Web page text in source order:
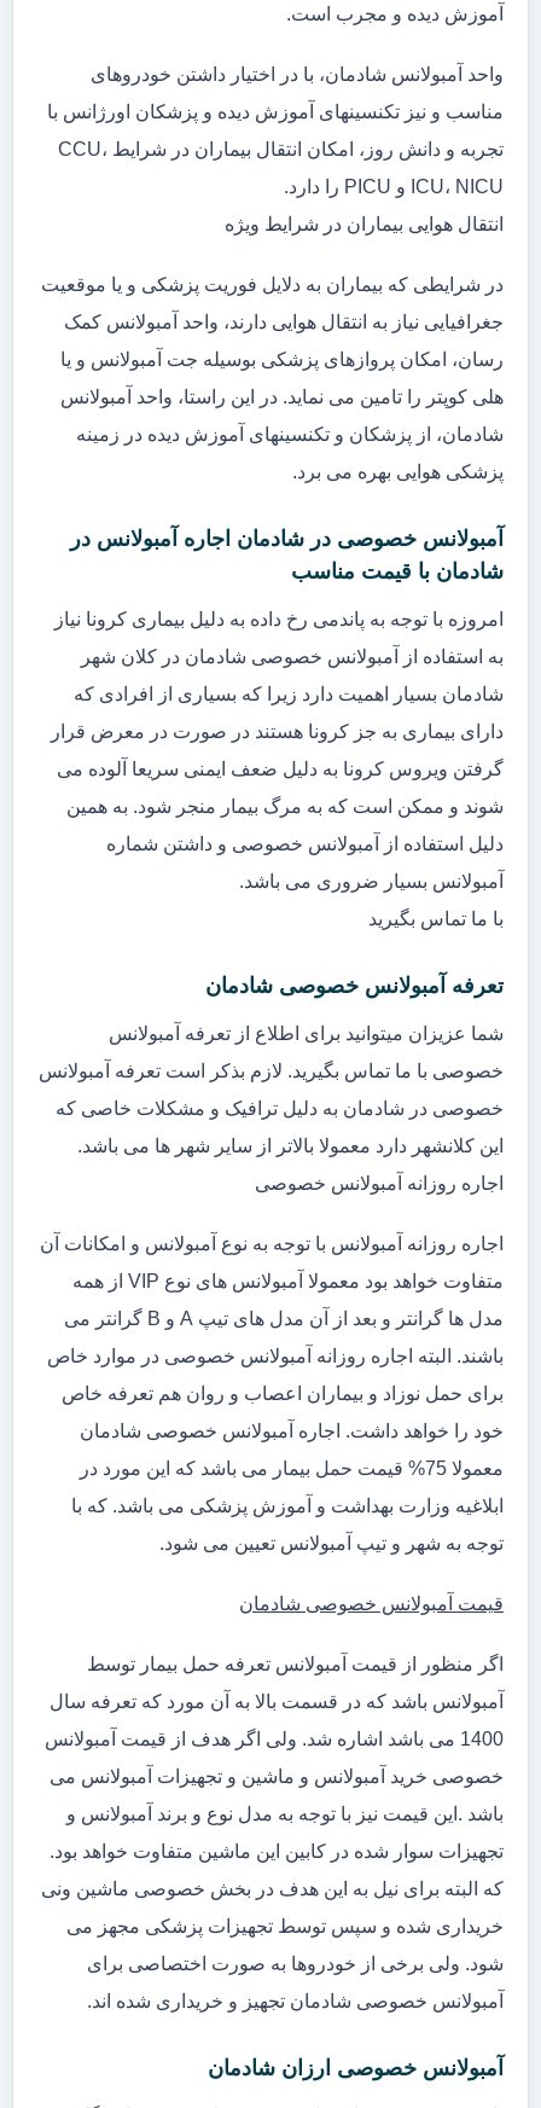
آموزش دیده و مجرب است.
واحد آمبولانس شادمان، با در اختیار داشتن خودروهای
مناسب و نیز تکنسینهای آموزش دیده و پزشکان اورژانس با
تجربه و دانش روز، امکان انتقال بیماران در شرایط CCU،
ICU، NICU و PICU را دارد.
انتقال هوایی بیماران در شرایط ویژه
در شرایطی که بیماران به دلایل فوریت پزشکی و یا موقعیت
جغرافیایی نیاز به انتقال هوایی دارند، واحد آمبولانس کمک
رسان، امکان پروازهای پزشکی بوسیله جت آمبولانس و یا
هلی کوپتر را تامین می نماید. در این راستا، واحد آمبولانس
شادمان، از پزشکان و تکنسینهای آموزش دیده در زمینه
پزشکی هوایی بهره می برد.
آمبولانس خصوصی در شادمان اجاره آمبولانس در
شادمان با قیمت مناسب
امروزه با توجه به پاندمی رخ داده به دلیل بیماری کرونا نیاز
به استفاده از آمبولانس خصوصی شادمان در کلان شهر
شادمان بسیار اهمیت دارد زیرا که بسیاری از افرادی که
دارای بیماری به جز کرونا هستند در صورت در معرض قرار
گرفتن ویروس کرونا به دلیل ضعف ایمنی سریعا آلوده می
شوند و ممکن است که به مرگ بیمار منجر شود. به همین
دلیل استفاده از آمبولانس خصوصی و داشتن شماره
آمبولانس بسیار ضروری می باشد.
با ما تماس بگیرید
تعرفه آمبولانس خصوصی شادمان
شما عزیزان میتوانید برای اطلاع از تعرفه آمبولانس
خصوصی با ما تماس بگیرید. لازم بذکر است تعرفه آمبولانس
خصوصی در شادمان به دلیل ترافیک و مشکلات خاصی که
این کلانشهر دارد معمولا بالاتر از سایر شهر ها می باشد.
اجاره روزانه آمبولانس خصوصی
اجاره روزانه آمبولانس با توجه به نوع آمبولانس و امکانات آن
متفاوت خواهد بود معمولا آمبولانس های نوع VIP از همه
مدل ها گرانتر و بعد از آن مدل های تیپ A و B گرانتر می
باشند. البته اجاره روزانه آمبولانس خصوصی در موارد خاص
برای حمل نوزاد و بیماران اعصاب و روان هم تعرفه خاص
خود را خواهد داشت. اجاره آمبولانس خصوصی شادمان
معمولا 75% قیمت حمل بیمار می باشد که این مورد در
ابلاغیه وزارت بهداشت و آموزش پزشکی می باشد. که با
توجه به شهر و تیپ آمبولانس تعیین می شود.
قیمت آمبولانس خصوصی شادمان
اگر منظور از قیمت آمبولانس تعرفه حمل بیمار توسط
آمبولانس باشد که در قسمت بالا به آن مورد که تعرفه سال
1400 می باشد اشاره شد. ولی اگر هدف از قیمت آمبولانس
خصوصی خرید آمبولانس و ماشین و تجهیزات آمبولانس می
باشد .این قیمت نیز با توجه به مدل نوع و برند آمبولانس و
تجهیزات سوار شده در کابین این ماشین متفاوت خواهد بود.
که البته برای نیل به این هدف در بخش خصوصی ماشین ونی
خریداری شده و سپس توسط تجهیزات پزشکی مجهز می
شود. ولی برخی از خودروها به صورت اختصاصی برای
آمبولانس خصوصی شادمان تجهیز و خریداری شده اند.
آمبولانس خصوصی ارزان شادمان